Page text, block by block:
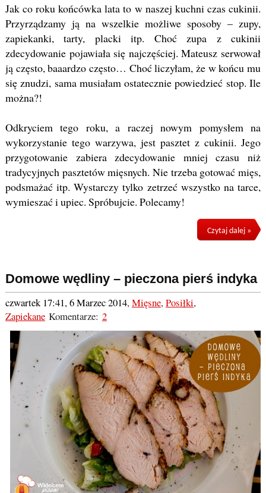
Jak co roku końcówka lata to w naszej kuchni czas cukinii.
Przyrządzamy ją na wszelkie możliwe sposoby – zupy,
zapiekanki, tarty, placki itp. Choć zupa z cukinii
zdecydowanie pojawiała się najczęściej. Mateusz serwował
ją często, baaardzo często… Choć liczyłam, że w końcu mu
się znudzi, sama musiałam ostatecznie powiedzieć stop. Ile
można?!
Odkryciem tego roku, a raczej nowym pomysłem na
wykorzystanie tego warzywa, jest pasztet z cukinii. Jego
przygotowanie zabiera zdecydowanie mniej czasu niż
tradycyjnych pasztetów mięsnych. Nie trzeba gotować mięs,
podsmażać itp. Wystarczy tylko zetrzeć wszystko na tarce,
wymieszać i upiec. Spróbujcie. Polecamy!
Czytaj dalej »
Domowe wędliny – pieczona pierś indyka
czwartek 17:41, 6 Marzec 2014,Mięsne,Posiłki,
ZapiekaneKomentarze: 2